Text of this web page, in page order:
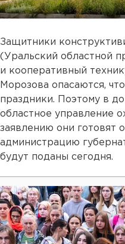
Защитники
(Уральский областной
и кооперативный
Морозова опасаются,
праздники. Поэтому в
областное управление
заявлению они готовят
администрацию
будут поданы сегодня.